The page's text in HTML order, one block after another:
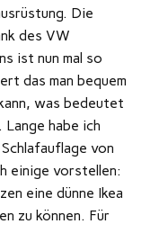
Die
des VW
ist nun mal so
das man bequem
was bedeutet
habe ich
von
einige vorstellen:
eine dünne Ikea
zu können. Für